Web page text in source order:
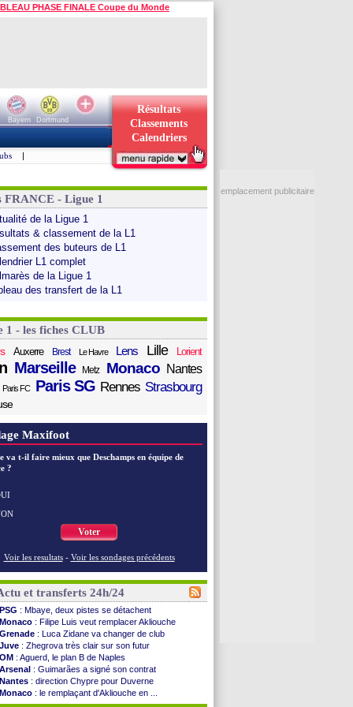
PHASE FINALE Coupe du Monde
Bayern
Dortmund
Résultats
Classements
Calendriers
|
FRANCE - Ligue 1
de la Ligue 1
& classement de la L1
des buteurs de L1
L1 complet
de la Ligue 1
des transfert de la L1
1 - les fiches CLUB
Auxerre Brest Le Havre Lens Lille Lorient
Marseille Metz Monaco Nantes
Paris FC Paris SG Rennes Strasbourg
Maxifoot
va t-il faire mieux que Deschamps en équipe de
?
Voter
Voir les resultats - Voir les sondages précédents
et transferts 24h/24
PSG : Mbaye, deux pistes se détachent
Monaco : Filipe Luis veut remplacer Akliouche
Grenade : Luca Zidane va changer de club
Juve : Zhegrova très clair sur son futur
OM : Aguerd, le plan B de Naples
Arsenal : Guimarães a signé son contrat
Nantes : direction Chypre pour Duverne
Monaco : le remplaçant d'Akliouche en ...
Man Utd: Bayindir signe au Celta (officiel)
emplacement publicitaire